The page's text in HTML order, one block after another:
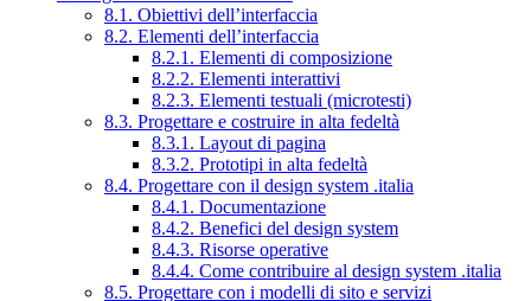
8.1. Obiettivi dell’interfaccia
8.2. Elementi dell’interfaccia
8.2.1. Elementi di composizione
8.2.2. Elementi interattivi
8.2.3. Elementi testuali (microtesti)
8.3. Progettare e costruire in alta fedeltà
8.3.1. Layout di pagina
8.3.2. Prototipi in alta fedeltà
8.4. Progettare con il design system .italia
8.4.1. Documentazione
8.4.2. Benefici del design system
8.4.3. Risorse operative
8.4.4. Come contribuire al design system .italia
8.5. Progettare con i modelli di sito e servizi